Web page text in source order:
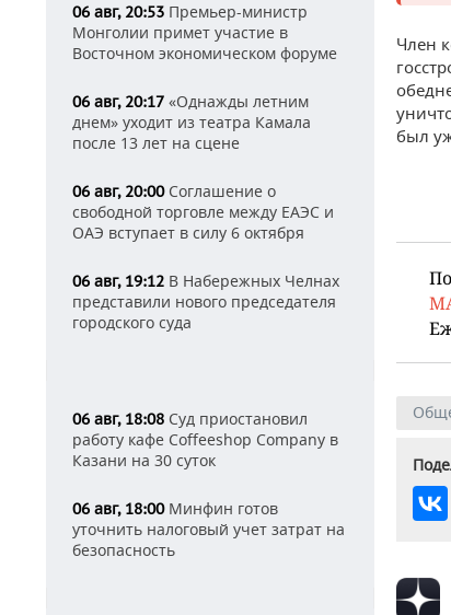
06 авг, 20:53 Премьер-министр
Монголии примет участие в
Восточном экономическом форуме
06 авг, 20:17 «Однажды летним
днем» уходит из театра Камала
после 13 лет на сцене
06 авг, 20:00Соглашение о
свободной торговле между ЕАЭС и
ОАЭ вступает в силу 6 октября
06 авг, 19:12 В Набережных Челнах
представили нового председателя
городского суда
06 авг, 18:08 Суд приостановил
работу кафе Coffeeshop Company в
Казани на 30 суток
06 авг, 18:00Минфин готов
уточнить налоговый учет затрат на
безопасность
Член
был